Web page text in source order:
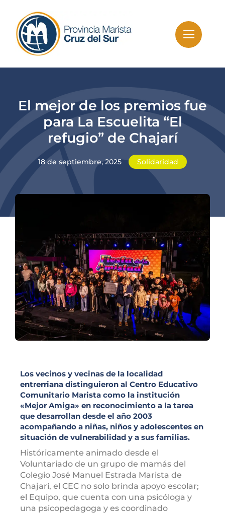
content
El mejor de los premios fue
para La Escuelita “El
refugio” de Chajarí
18 de septiembre, 2025 Solidaridad
Los vecinos y vecinas de la localidad
entrerriana distinguieron al Centro Educativo
Comunitario Marista como la institución
«Mejor Amiga» en reconocimiento a la tarea
que desarrollan desde el año 2003
acompañando a niñas, niños y adolescentes en
situación de vulnerabilidad y a sus familias.
Históricamente animado desde el
Voluntariado de un grupo de mamás del
Colegio José Manuel Estrada Marista de
Chajarí, el CEC no solo brinda apoyo escolar;
el Equipo, que cuenta con una psicóloga y
una psicopedagoga y es coordinado